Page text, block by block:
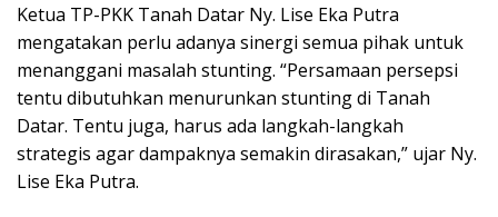
Ketua TP-PKK Tanah Datar Ny. Lise Eka Putra
mengatakan perlu adanya sinergi semua pihak untuk
menanggani masalah stunting. “Persamaan persepsi
tentu dibutuhkan menurunkan stunting di Tanah
Datar. Tentu juga, harus ada langkah-langkah
strategis agar dampaknya semakin dirasakan,” ujar Ny.
Lise Eka Putra.